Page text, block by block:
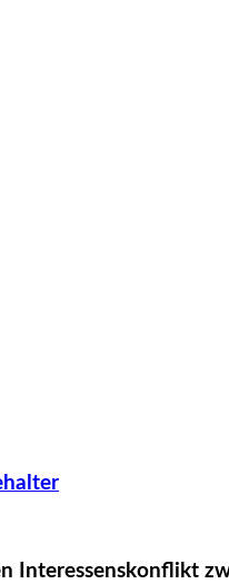
Interessenskonflikt